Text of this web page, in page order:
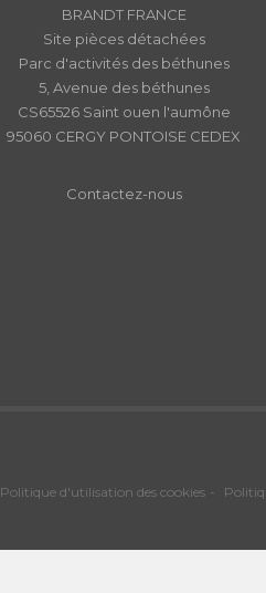
BRANDT FRANCE
Site pièces détachées
Parc d'activités des béthunes
5, Avenue des béthunes
CS65526 Saint ouen l'aumône
95060 CERGY PONTOISE CEDEX
Contactez-nous
Politique d'utilisation des cookies